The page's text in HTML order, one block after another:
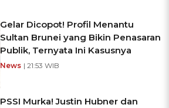
Gelar Dicopot! Profil Menantu
Sultan Brunei yang Bikin Penasaran
Publik, Ternyata Ini Kasusnya
News | 21:53 WIB
PSSI Murka! Justin Hubner dan